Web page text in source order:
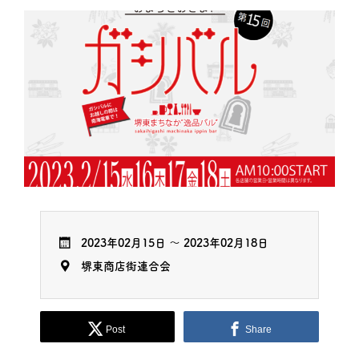
2023年02月15日 ～ 2023年02月18日
堺東商店街連合会
Post Share